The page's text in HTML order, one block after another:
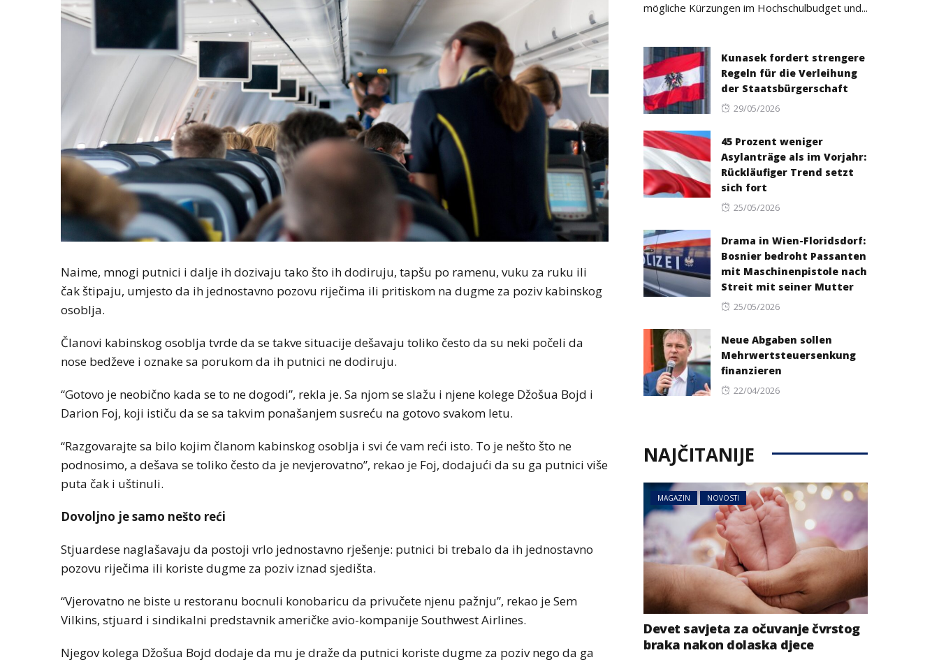
Naime, mnogi putnici i dalje ih dozivaju tako što ih dodiruju, tapšu po ramenu, vuku za ruku ili
čak štipaju, umjesto da ih jednostavno pozovu riječima ili pritiskom na dugme za poziv kabinskog
osoblja.
Članovi kabinskog osoblja tvrde da se takve situacije dešavaju toliko često da su neki počeli da
nose bedževe i oznake sa porukom da ih putnici ne dodiruju.
“Gotovo je neobično kada se to ne dogodi”, rekla je. Sa njom se slažu i njene kolege Džošua Bojd i
Darion Foj, koji ističu da se sa takvim ponašanjem susreću na gotovo svakom letu.
“Razgovarajte sa bilo kojim članom kabinskog osoblja i svi će vam reći isto. To je nešto što ne
podnosimo, a dešava se toliko često da je nevjerovatno”, rekao je Foj, dodajući da su ga putnici više
puta čak i uštinuli.
Dovoljno je samo nešto reći
Stjuardese naglašavaju da postoji vrlo jednostavno rješenje: putnici bi trebalo da ih jednostavno
pozovu riječima ili koriste dugme za poziv iznad sjedišta.
“Vjerovatno ne biste u restoranu bocnuli konobaricu da privučete njenu pažnju”, rekao je Sem
Vilkins, stjuard i sindikalni predstavnik američke avio-kompanije Southwest Airlines.
Njegov kolega Džošua Bojd dodaje da mu je draže da putnici koriste dugme za poziv nego da ga
mögliche Kürzungen im Hochschulbudget und...
Kunasek fordert strengere
Regeln für die Verleihung
der Staatsbürgerschaft
Posted
29/05/2026
45 Prozent weniger
Asylanträge als im Vorjahr:
Rückläufiger Trend setzt
sich fort
Posted
25/05/2026
Drama in Wien-Floridsdorf:
Bosnier bedroht Passanten
mit Maschinenpistole nach
Streit mit seiner Mutter
Posted
25/05/2026
Neue Abgaben sollen
Mehrwertsteuersenkung
finanzieren
Posted
22/04/2026
NAJČITANIJE
MAGAZIN NOVOSTI
Devet savjeta za očuvanje čvrstog
braka nakon dolaska djece